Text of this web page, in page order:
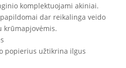
komplektuojami akiniai.
dar reikalinga veido
krūmapjovėmis.
popierius užtikrina ilgus